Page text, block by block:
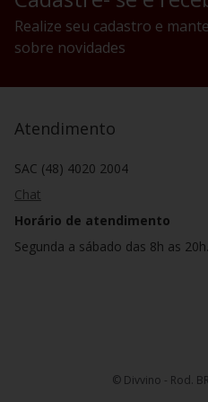
Realize seu cadastro e
sobre novidades
Atendimento
SAC (48) 4020 2004
Chat
Horário de atendimento
Segunda a sábado das 8h as 20h.
© Divvino - Rod.